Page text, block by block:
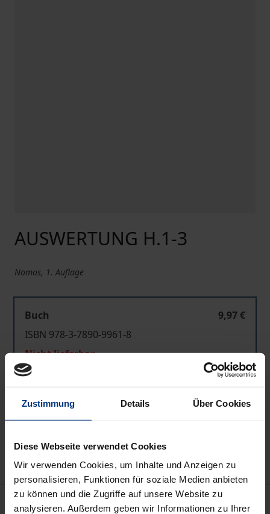
Zustimmung Details Über Cookies
Diese Webseite verwendet Cookies
Wir verwenden Cookies, um Inhalte und Anzeigen zu
personalisieren, Funktionen für soziale Medien anbieten
zu können und die Zugriffe auf unsere Website zu
analysieren. Außerdem geben wir Informationen zu Ihrer
AUSWERTUNG H.1-3
Nomos, 1. Auflage
Buch
9,97 €
ISBN 978-3-7890-9961-8
Nicht lieferbar
In den Warenkorb
Zur Wunschliste hinzufügen
Bibliografische Angaben